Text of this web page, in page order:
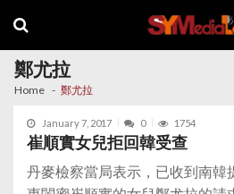
navigation
content
鄭尤拉
Home 鄭尤拉
January 7, 2017 0 1754
崔順實女兒拒回韓受查
丹麥檢察當局表示，已收到南韓